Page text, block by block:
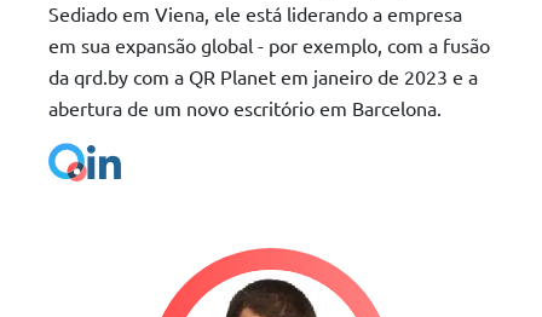
Sediado em Viena, ele está liderando a empresa
em sua expansão global - por exemplo, com a fusão
da qrd.by com a QR Planet em janeiro de 2023 e a
abertura de um novo escritório em Barcelona.